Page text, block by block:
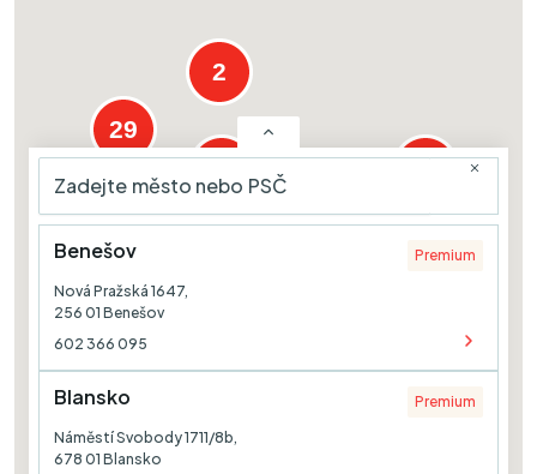
57
29
9
2
Benešov
Premium
Nová Pražská 1647,
256 01 Benešov
602 366 095
Blansko
Premium
Náměstí Svobody 1711/8b,
678 01 Blansko